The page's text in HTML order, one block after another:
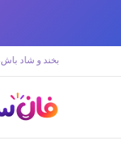
بخند و شاد